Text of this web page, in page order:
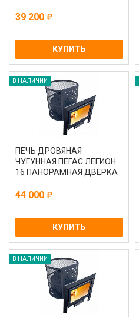
39 200
КУПИТЬ
В НАЛИЧИИ
ПЕЧЬ ДРОВЯНАЯ
ЧУГУННАЯ ПЕГАС ЛЕГИОН
16 ПАНОРАМНАЯ ДВЕРКА
44 000
КУПИТЬ
В НАЛИЧИИ